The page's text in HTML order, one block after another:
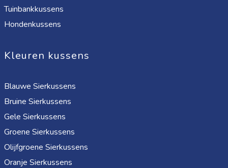
Tuinbankkussens
Hondenkussens
Kleuren kussens
Blauwe Sierkussens
Bruine Sierkussens
Gele Sierkussens
Groene Sierkussens
Olijfgroene Sierkussens
Oranje Sierkussens